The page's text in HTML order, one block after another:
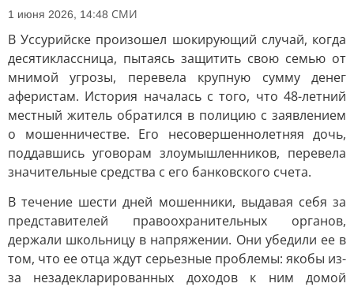
1 июня 2026, 14:48 СМИ
В Уссурийске произошел шокирующий случай, когда
десятиклассница, пытаясь защитить свою семью от
мнимой угрозы, перевела крупную сумму денег
аферистам. История началась с того, что 48-летний
местный житель обратился в полицию с заявлением
о мошенничестве. Его несовершеннолетняя дочь,
поддавшись уговорам злоумышленников, перевела
значительные средства с его банковского счета.
В течение шести дней мошенники, выдавая себя за
представителей правоохранительных органов,
держали школьницу в напряжении. Они убедили ее в
том, что ее отца ждут серьезные проблемы: якобы из-
за незадекларированных доходов к ним домой